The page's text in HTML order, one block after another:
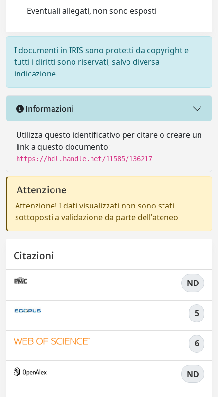
Eventuali allegati, non sono esposti
I documenti in IRIS sono protetti da copyright e
tutti i diritti sono riservati, salvo diversa
indicazione.
Informazioni
Utilizza questo identificativo per citare o creare un
link a questo documento:
https://hdl.handle.net/11585/136217
Attenzione
Attenzione! I dati visualizzati non sono stati
sottoposti a validazione da parte dell'ateneo
Citazioni
ND
5
6
ND